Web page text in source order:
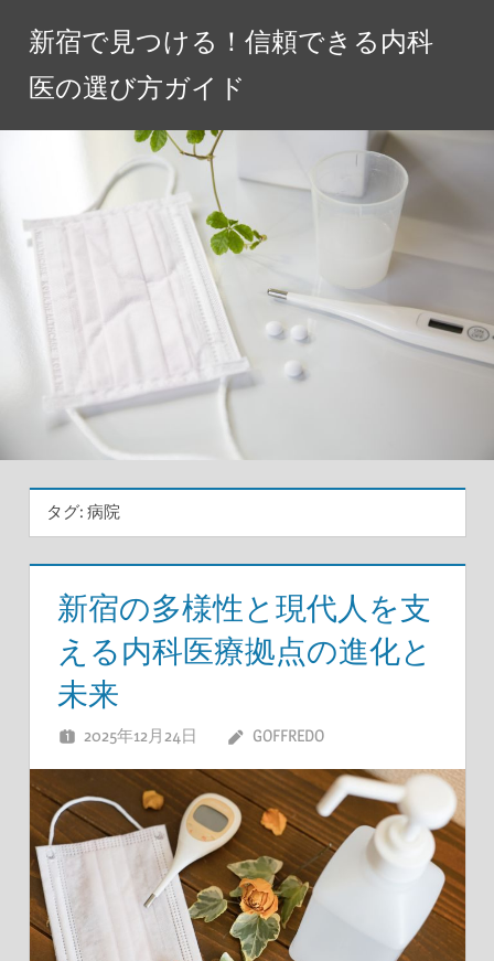
新宿で見つける！信頼できる内科
医の選び方ガイド
タグ: 病院
新宿の多様性と現代人を支
える内科医療拠点の進化と
未来
2025年12月24日 GOFFREDO